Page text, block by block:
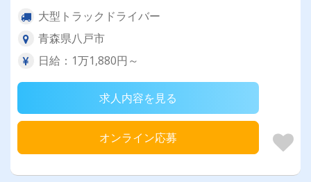
大型トラックドライバー
青森県八戸市
日給：1万1,880円～
求人内容を見る
オンライン応募